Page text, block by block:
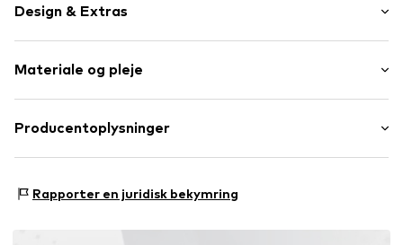
Design & Extras
Spids
Push-up
Normal strop
Justerbar bærer
Materiale og pleje
Ydre materiale: 5% Elasthan, 35% Polyester - PES, 60%
Producentoplysninger
22179 Hamburg
Rapporter en juridisk bekymring